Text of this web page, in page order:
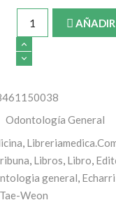
Odontología General
,
, Libros, Libro,
general,
Weon